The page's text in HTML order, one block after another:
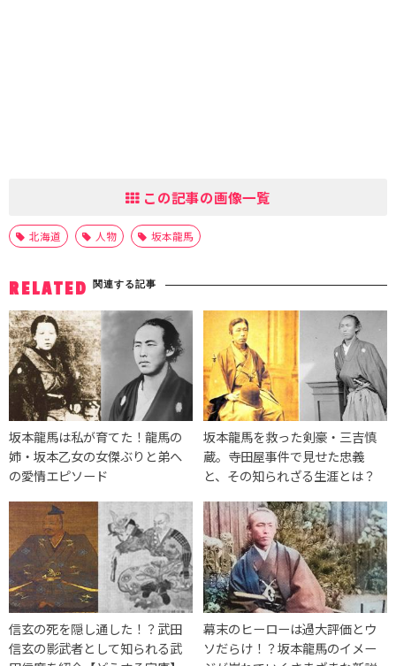
この記事の画像一覧
北海道 人物 坂本龍馬
RELATED 関連する記事
坂本龍馬は私が育てた！龍馬の
姉・坂本乙女の女傑ぶりと弟へ
の愛情エピソード
坂本龍馬を救った剣豪・三吉慎
蔵。寺田屋事件で見せた忠義
と、その知られざる生涯とは？
信玄の死を隠し通した！？武田
信玄の影武者として知られる武
幕末のヒーローは過大評価とウ
ソだらけ！？坂本龍馬のイメー